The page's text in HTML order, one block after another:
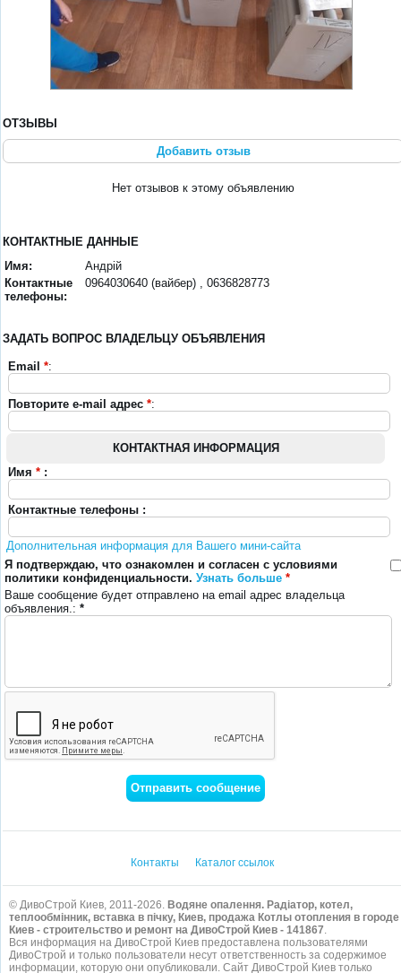
ОТЗЫВЫ
Добавить отзыв
Нет отзывов к этому объявлению
КОНТАКТНЫЕ ДАННЫЕ
Имя:
Андрій
Контактные
телефоны:
0964030640 (вайбер) , 0636828773
ЗАДАТЬ ВОПРОС ВЛАДЕЛЬЦУ ОБЪЯВЛЕНИЯ
Email *:
Повторите e-mail адрес *:
КОНТАКТНАЯ ИНФОРМАЦИЯ
Имя * :
Контактные телефоны :
Дополнительная информация для Вашего мини-сайта
Я подтверждаю, что ознакомлен и согласен с условиями
политики конфиденциальности. Узнать больше *
Ваше сообщение будет отправлено на email адрес владельца
объявления.: *
Контакты Каталог ссылок
© ДивоСтрой Киев, 2011-2026. Водяне опалення. Радіатор, котел,
теплообмінник, вставка в пічку, Киев, продажа Котлы отопления в городе
Киев - строительство и ремонт на ДивоСтрой Киев - 141867.
Вся информация на ДивоСтрой Киев предоставлена пользователями
ДивоСтрой и только пользователи несут ответственность за содержимое
информации, которую они опубликовали. Сайт ДивоСтрой Киев только